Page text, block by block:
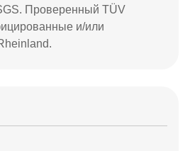
Проверенный TÜV
и/или